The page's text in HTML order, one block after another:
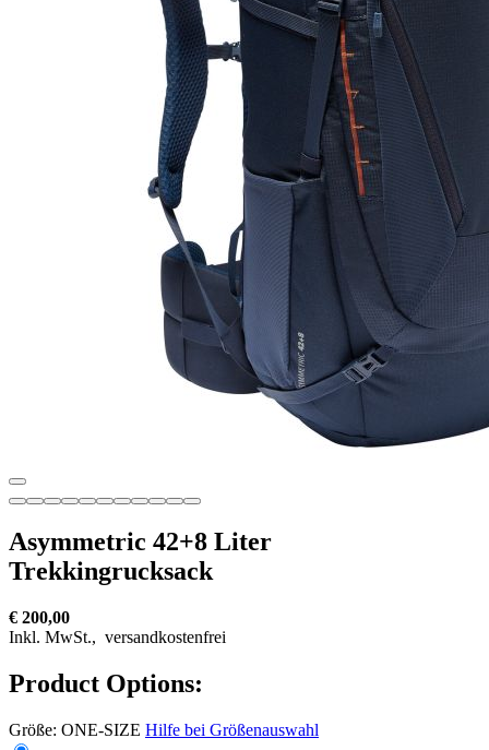
Asymmetric 42+8 Liter
Trekkingrucksack
€ 200,00
Inkl. MwSt., versandkostenfrei
Product Options:
Größe: ONE-SIZE Hilfe bei Größenauswahl